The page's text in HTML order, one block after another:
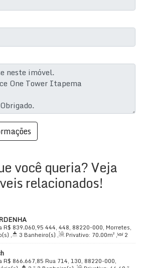
total de 70 m²
serviço funcional
com alarme e circuito de TV
gourmet
e acesso a deficientes
você queria? Veja
relacionados!
R$ 839.060,95 444, 448, 88220-000, Morretes,
Catarina, Brasil
, 3 Banheiro(s) , Privativo: 70.00m² ,
2
, Total:95.00m², 1 Vaga(s),
Útil:
R$ 866.667,85 Rua 714, 130, 88220-000,